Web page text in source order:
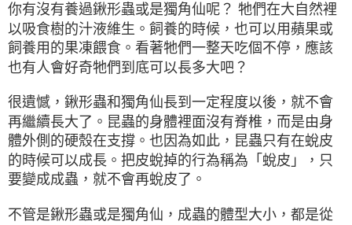
你有沒有養過鍬形蟲或是獨角仙呢？ 牠們在大自然裡
以吸食樹的汁液維生。飼養的時候，也可以用蘋果或
飼養用的果凍餵食。看著牠們一整天吃個不停，應該
也有人會好奇牠們到底可以長多大吧？
很遺憾，鍬形蟲和獨角仙長到一定程度以後，就不會
再繼續長大了。昆蟲的身體裡面沒有脊椎，而是由身
體外側的硬殼在支撐。也因為如此，昆蟲只有在蛻皮
的時候可以成長。把皮蛻掉的行為稱為「蛻皮」，只
要變成成蟲，就不會再蛻皮了。
不管是鍬形蟲或是獨角仙，成蟲的體型大小，都是從